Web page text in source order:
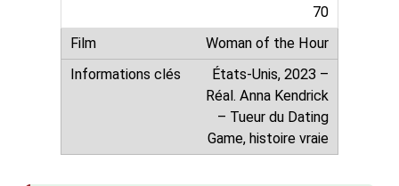
70
Woman of the Hour
États-Unis, 2023 –
Réal. Anna Kendrick
– Tueur du Dating
Game, histoire vraie